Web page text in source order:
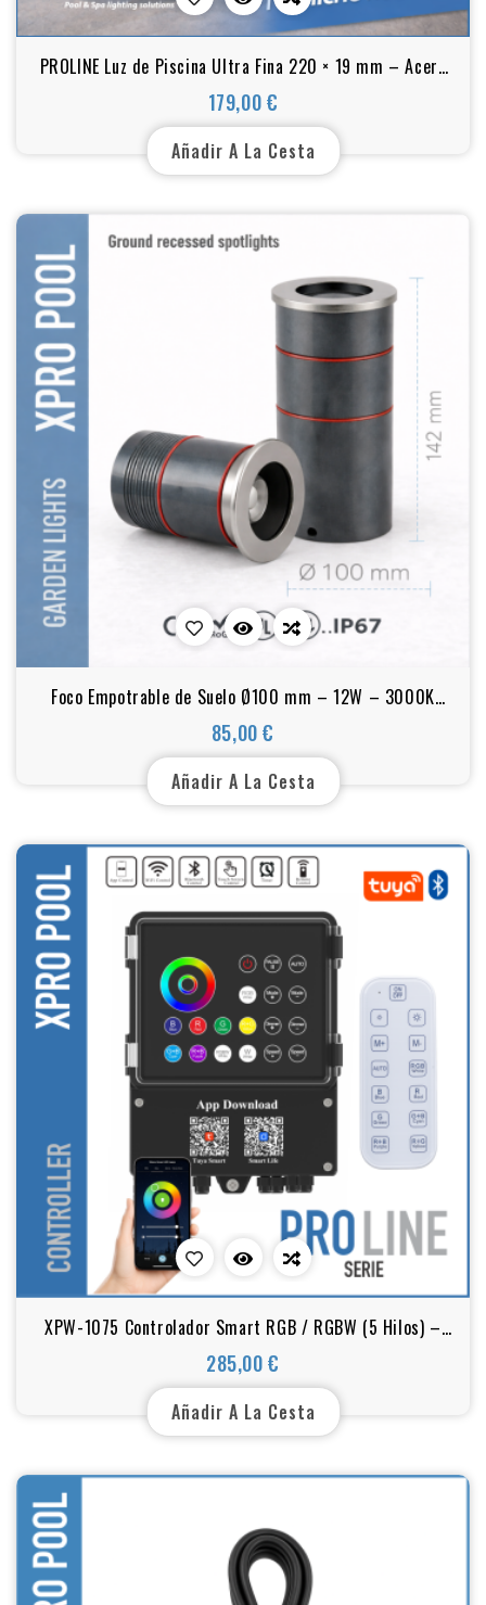
PROLINE Luz de Piscina Ultra Fina 220 × 19 mm – Acero
Inoxidable 316L – Sin Nicho – 18W / 25W / 35W
179,00 €
Precio
Añadir A La Cesta
Foco Empotrable de Suelo Ø100 mm – 12W – 3000K
Blanco Cálido – IP67 – AC100-240V
85,00 €
Precio
Añadir A La Cesta
XPW-1075 Controlador Smart RGB / RGBW (5 Hilos) –
Con Fuente de Alimentación Integrada
285,00 €
Precio
Añadir A La Cesta